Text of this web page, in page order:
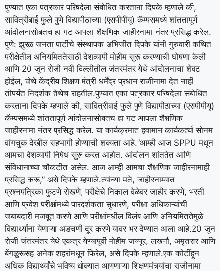
पुण्यात एका पत्रकार परिषदेला संबोधित करताना दिपके म्हणाले की,
सावित्रीबाई फुले पुणे विद्यापीठाच्या (एसपीपीयू) कॅम्पसमध्ये शांततापूर्ण
आंदोलनासोबतच हा गट आपला शैक्षणिक जाहीरनामा नंतर प्रसिद्ध करेल.
पुणे: झुरळ जनता पार्टीचे संस्थापक अभिजीत दिपके यांनी गुरुवारी कथित
परीक्षेतील अनियमिततेसाठी देशव्यापी मोहीम सुरू करण्याची घोषणा केली
आणि 20 जून रोजी नवी दिल्लीतील जंतरमंतर येथे आंदोलनाचा शेवट
होईल, जेथे केंद्रीय शिक्षण मंत्री धर्मेंद्र प्रधान राजीनामा देत नाही
तोपर्यंत निदर्शक तेथेच राहतील.पुण्यात एका पत्रकार परिषदेला संबोधित
करताना दिपके म्हणाले की, सावित्रीबाई फुले पुणे विद्यापीठाच्या (एसपीपीयू)
कॅम्पसमध्ये शांततापूर्ण आंदोलनासोबतच हा गट आपला शैक्षणिक
जाहीरनामा नंतर प्रसिद्ध करेल.या कार्यक्रमात हवामान कार्यकर्त्या सोनम
वांगचुक देखील सहभागी होण्याची शक्यता आहे.“आम्ही आज SPPU मधून
आमचा देशव्यापी निषेध सुरू करत आहोत. आंदोलन शांततेत आणि
संविधानाच्या चौकटीत असेल. आज आम्ही आमचा शैक्षणिक जाहीरनामाही
प्रसिद्ध करू,” असे दिपके म्हणाले.त्यांच्या मते, जाहीरनाम्यात
प्रश्नपत्रिका फुटणे रोखणे, परीक्षेचे निकाल वेळेवर जाहीर करणे, भरती
आणि प्रवेश परीक्षांमध्ये पारदर्शकता सुधारणे, परीक्षा अधिकाऱ्यांची
जबाबदारी मजबूत करणे आणि परीक्षांमधील विलंब आणि अनियमिततेमुळे
विद्यार्थ्यांना येणाऱ्या अडचणी दूर करणे यावर भर देण्यात आला आहे.20 जून
रोजी जंतरमंतर येथे एकत्र येण्यापूर्वी मोहीम जयपूर, लखनौ, अमृतसर आणि
बेंगळुरूसह अनेक शहरांमधून फिरेल, असे दिपके म्हणाले.एक कोटींहून
अधिक विद्यार्थ्यांचे भविष्य धोक्यात आणणाऱ्या शिक्षणमंत्र्यांचा राजीनामा